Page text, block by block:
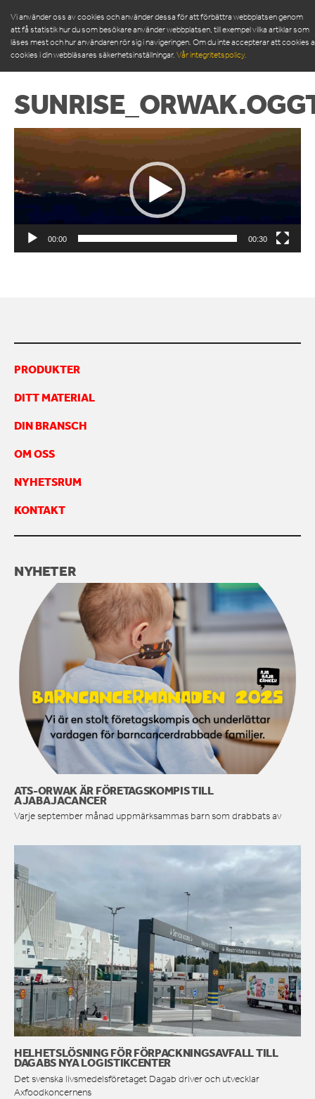
Vi använder oss av cookies och använder dessa för att förbättra webbplatsen genom
att få statistik hur du som besökare använder webbplatsen, till exempel vilka artiklar som
läses mest och hur användaren rör sig i navigeringen. Om du inte accepterar att cookies
cookies i din webbläsares säkerhetsinställningar.Vår integritetspolicy.
PRODUKTER
NYHETSRUM
MÖT VÅR LEDNINGSGRUPP
HÅLLBARHET
KONTAKTA OSS
Videospelare
00:00 00:30
PRODUKTER
DITT MATERIAL
DIN BRANSCH
OM OSS
NYHETSRUM
KONTAKT
NYHETER
ATS-ORWAK ÄR FÖRETAGSKOMPIS TILL
AJABAJACANCER
Varje september månad uppmärksammas barn som drabbats av
HELHETSLÖSNING FÖR FÖRPACKNINGSAVFALL TILL
DAGABS NYA LOGISTIKCENTER
Det svenska livsmedelsföretaget Dagab driver och utvecklar
Axfoodkoncernens